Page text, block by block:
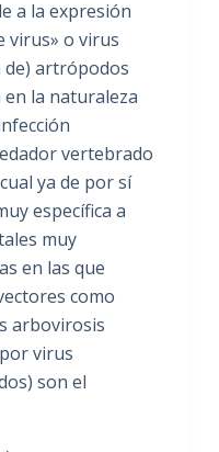
a la expresión
virus» o virus
artrópodos
la naturaleza
vertebrado
ya de por sí
específica a
muy
en las que
como
arbovirosis
virus
son el